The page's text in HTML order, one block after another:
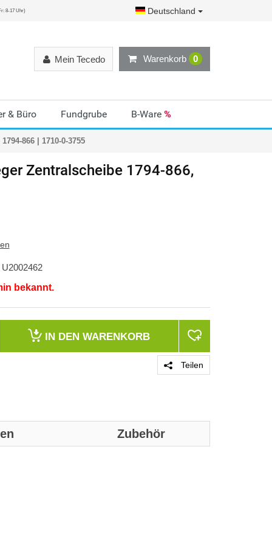
8-17 Uhr) Deutschland
Warenkorb 0
Mein Tecedo
& Büro Fundgrube B-Ware %
866 | 1710-0-3755
Zentralscheibe 1794-866,
U2002462
bekannt.
IN DEN WARENKORB
Teilen
Zubehör